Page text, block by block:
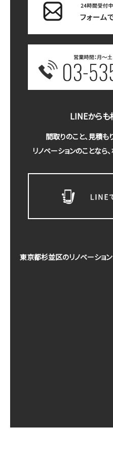
LINEから
間取りのこと、見積も
リノベーションのことなら
東京都杉並区のリノベーショ